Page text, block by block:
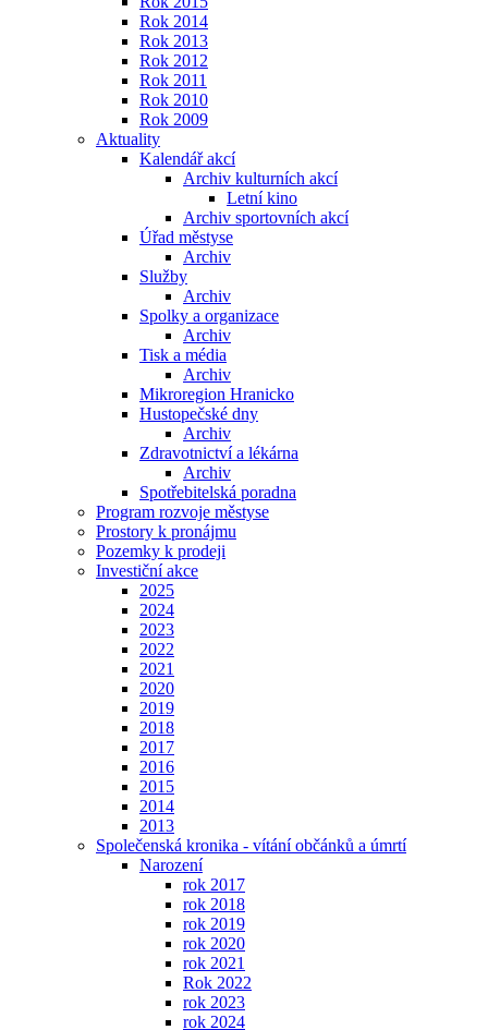
Rok 2014
Rok 2013
Rok 2012
Rok 2011
Rok 2010
Rok 2009
Aktuality
Kalendář akcí
Archiv kulturních akcí
Letní kino
Archiv sportovních akcí
Úřad městyse
Archiv
Služby
Archiv
Spolky a organizace
Archiv
Tisk a média
Archiv
Mikroregion Hranicko
Hustopečské dny
Archiv
Zdravotnictví a lékárna
Archiv
Spotřebitelská poradna
Program rozvoje městyse
Prostory k pronájmu
Pozemky k prodeji
Investiční akce
2025
2024
2023
2022
2021
2020
2019
2018
2017
2016
2015
2014
2013
Společenská kronika - vítání občánků a úmrtí
Narození
rok 2017
rok 2018
rok 2019
rok 2020
rok 2021
Rok 2022
rok 2023
rok 2024